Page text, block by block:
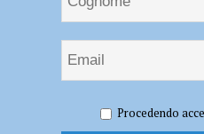
Cavedagna (FdI): “In Europa per
Procedendo